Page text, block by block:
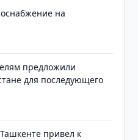
на
предложили
для последующего
привел к